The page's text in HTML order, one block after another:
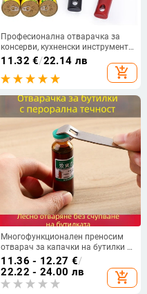
Професионална отварачка за
консерви, кухненски инструменти,
безопасност, лесна употреба,
завъртаща се страна, ръчни
отварачки за капака на
неръждаема стомана, нож
11.32 €/22.14 лв
add_shopping_cart
Многофункционален преносим
отварач за капачки на бутилки –
за бира и лекарства
11.36 - 12.27 €/
22.22 - 24.00 лв
add_shopping_cart